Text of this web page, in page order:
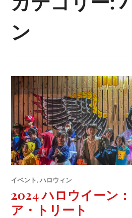
ン
イベント,ハロウィン
2024 ハロウイーン
ア・トリート